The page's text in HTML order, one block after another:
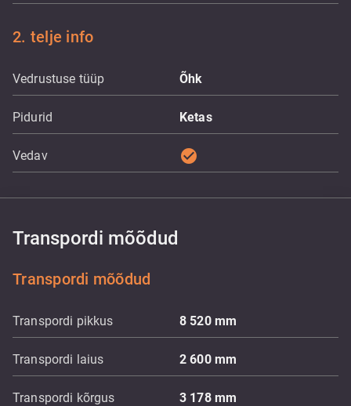
2. telje info
Vedrustuse tüüp Õhk
Pidurid Ketas
Vedav check_circle
Transpordi mõõdud
Transpordi mõõdud
Transpordi pikkus 8 520 mm
Transpordi laius 2 600 mm
Transpordi kõrgus 3 178 mm